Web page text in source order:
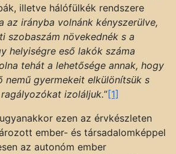
illetve hálófülkék rendszere
az irányba volnánk kényszerülve,
szobaszám növekednék s a
helyiségre eső lakók száma
tehát a lehetősége annak, hogy
nemű gyermekeit elkülönítsük s
izoláljuk.”[1]
ezen az érvkészleten
ember- és társadalomképpel
az autonóm ember